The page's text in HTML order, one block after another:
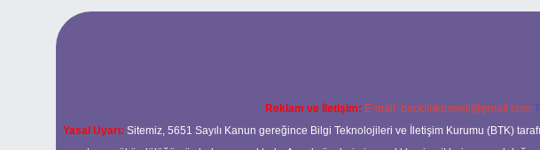
Reklam ve İletişim: E-mail: backlinkpaneli@gmail.com
Yasal Uyarı: Sitemiz, 5651 Sayılı Kanun gereğince Bilgi Teknolojileri ve İletişim Kurumu (BTK)